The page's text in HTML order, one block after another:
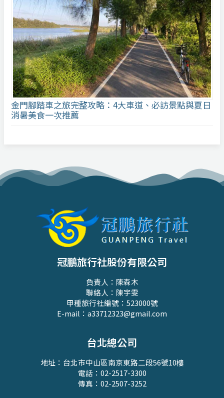
金門腳踏車之旅完整攻略：4大車道、必訪景點與夏日
消暑美食一次推薦
冠鵬旅行社股份有限公司
負責人：陳森木
聯絡人：陳宇雯
甲種旅行社編號：523000號
E-mail：a33712323@gmail.com
台北總公司
地址：台北市中山區南京東路二段56號10樓
電話：02-2517-3300
傳真：02-2507-3252